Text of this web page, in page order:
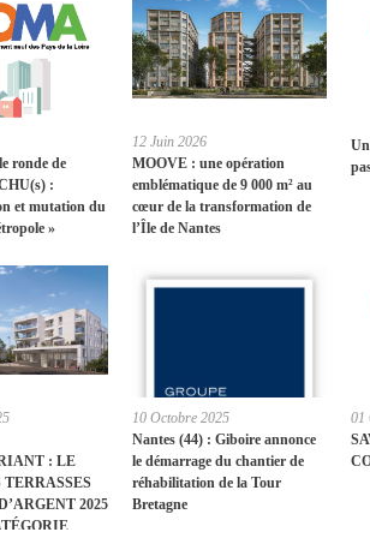
ronde de
:
et mutation du
»
12 Juin 2026
​MOOVE : une opération
emblématique de 9 000 m² au
cœur de la transformation de
l’Île de Nantes
: LE
TERRASSES
2025
10 Octobre 2025
Nantes (44) : Giboire annonce
le démarrage du chantier de
réhabilitation de la Tour
Bretagne
01